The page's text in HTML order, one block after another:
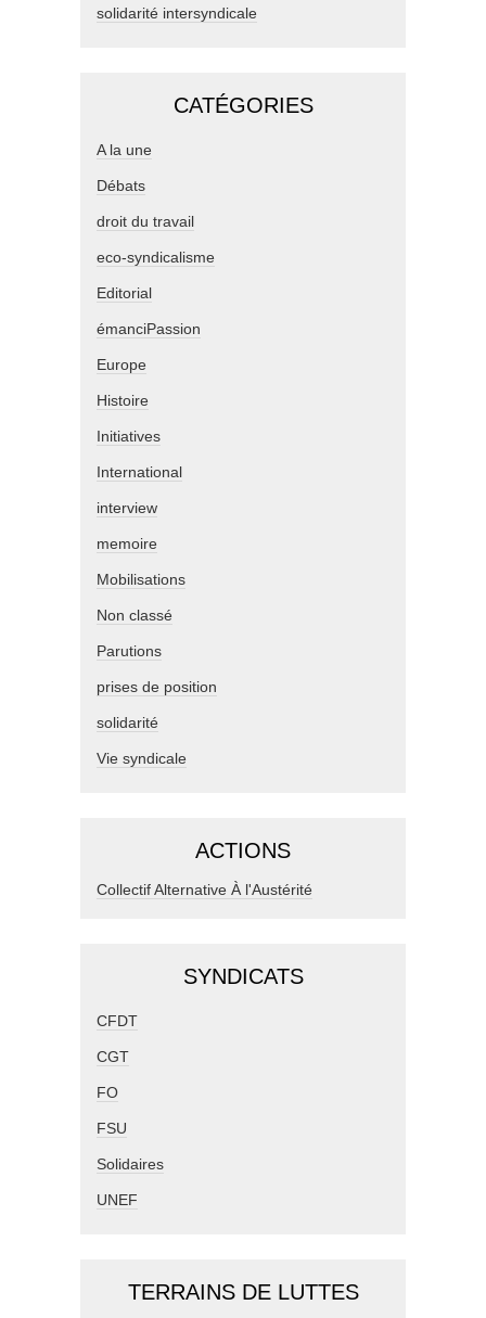
solidarité intersyndicale
CATÉGORIES
A la une
Débats
droit du travail
eco-syndicalisme
Editorial
émanciPassion
Europe
Histoire
Initiatives
International
interview
memoire
Mobilisations
Non classé
Parutions
prises de position
solidarité
Vie syndicale
ACTIONS
Collectif Alternative À l'Austérité
SYNDICATS
CFDT
CGT
FO
FSU
Solidaires
UNEF
TERRAINS DE LUTTES